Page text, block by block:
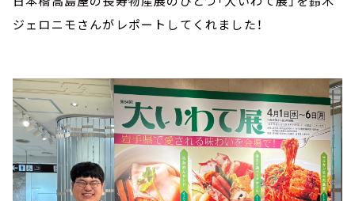
ジェロニモさんがレポートしてくれました！